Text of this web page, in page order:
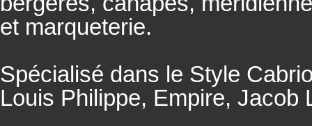
et marqueterie.
Spécialisé dans le Style
Louis Philippe, Empire, Jacob